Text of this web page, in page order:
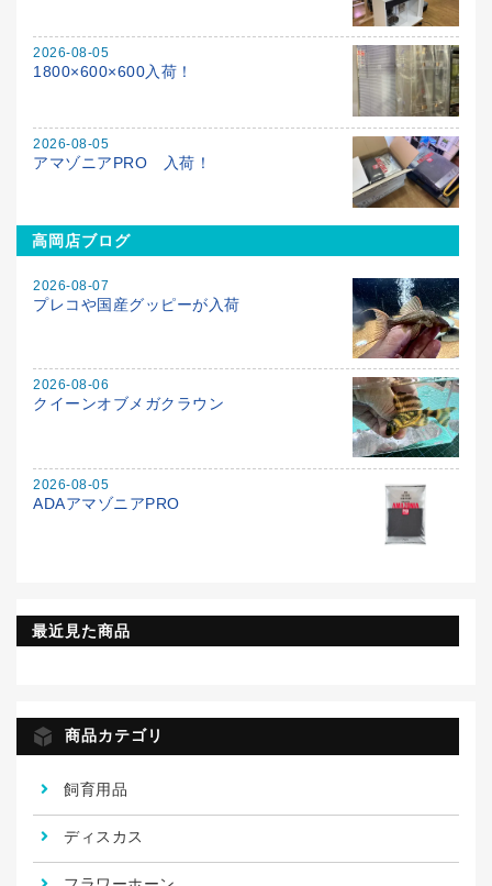
2026-08-05
1800×600×600入荷！
2026-08-05
アマゾニアPRO 入荷！
高岡店ブログ
2026-08-07
プレコや国産グッピーが入荷
2026-08-06
クイーンオブメガクラウン
2026-08-05
ADAアマゾニアPRO
最近見た商品
商品カテゴリ
飼育用品
ディスカス